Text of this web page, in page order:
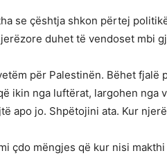
se çështja shkon përtej
duhet të vendoset mbi
për Palestinën. Bëhet
ikin nga luftërat, largohen nga
apo jo. Shpëtojini ata. Kur
çdo mëngjes që kur nisi makthi